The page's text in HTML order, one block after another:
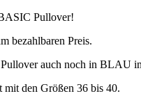
Pullover!
bezahlbaren Preis.
auch noch in BLAU
mit den Größen 36 bis 40.